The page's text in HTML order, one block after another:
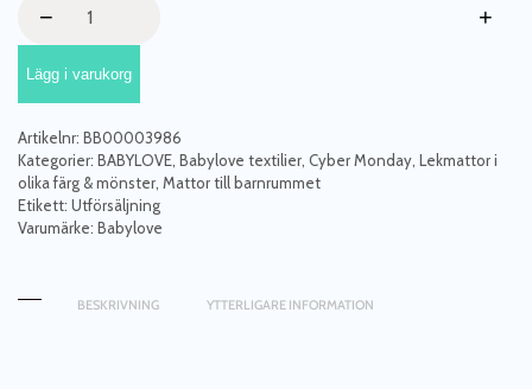
lekmatta
snäcka,
grå
mängd
− +
Lägg i varukorg
Artikelnr: BB00003986
Kategorier: BABYLOVE Babylove textilier Cyber Monday Lekmattor i
olika färg & mönster Mattor till barnrummet
Etikett: Utförsäljning
Varumärke: Babylove
BESKRIVNING YTTERLIGARE INFORMATION